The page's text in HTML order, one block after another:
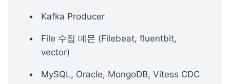
Kafka Producer
File 수집 데몬 (Filebeat, fluentbit,
vector)
MySQL, Oracle, MongoDB, Vitess CDC